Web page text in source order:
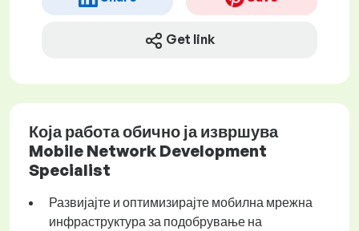
Get link
Која работа обично ја извршува
Mobile Network Development
Specialist
Развијајте и оптимизирајте мобилна мрежна
инфраструктура за подобрување на